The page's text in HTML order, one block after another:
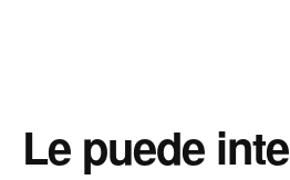
Le puede